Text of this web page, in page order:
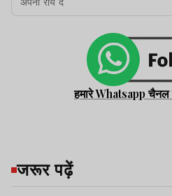
हमारे Whatsapp
जरूर पढ़ें